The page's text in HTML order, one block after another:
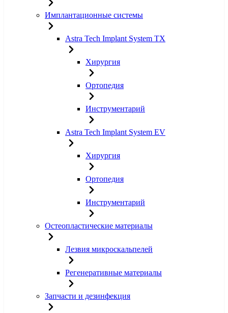
Имплантационные системы
Astra Tech Implant System TX
Хирургия
Ортопедия
Инструментарий
Astra Tech Implant System EV
Хирургия
Ортопедия
Инструментарий
Остеопластические материалы
Лезвия микроскальпелей
Регенеративные материалы
Запчасти и дезинфекция